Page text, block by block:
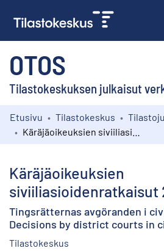
OTOS
Tilastokeskuksen julkaisut
Kokoelmat
Etusivu Tilastokeskus
Käräjäoikeuksien
siviiliasioidenratkaisut
Tingsrätternas avgöranden i
Decisions by district courts in
Tilastokeskus